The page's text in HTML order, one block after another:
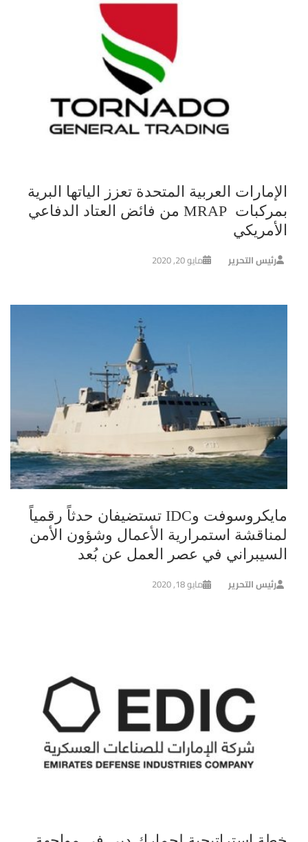
الإمارات العربية المتحدة تعزز الياتها البرية
بمركبات MRAP من فائض العتاد الدفاعي
الأمريكي
رئيس التحرير مايو 20, 2020
مايكروسوفت وIDC تستضيفان حدثاً رقمياً
لمناقشة استمرارية الأعمال وشؤون الأمن
السيبراني في عصر العمل عن بُعد
رئيس التحرير مايو 18, 2020